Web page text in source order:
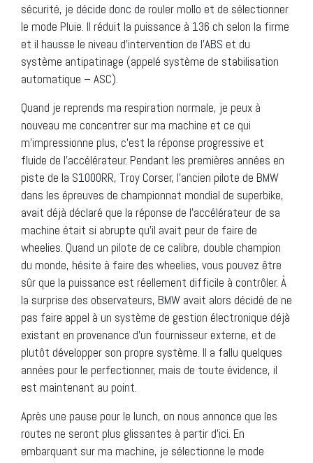
sécurité, je décide donc de rouler mollo et de sélectionner
le mode Pluie. Il réduit la puissance à 136 ch selon la firme
et il hausse le niveau d’intervention de l’ABS et du
système antipatinage (appelé système de stabilisation
automatique – ASC).
Quand je reprends ma respiration normale, je peux à
nouveau me concentrer sur ma machine et ce qui
m’impressionne plus, c’est la réponse progressive et
fluide de l’accélérateur. Pendant les premières années en
piste de la S1000RR, Troy Corser, l’ancien pilote de BMW
dans les épreuves de championnat mondial de superbike,
avait déjà déclaré que la réponse de l’accélérateur de sa
machine était si abrupte qu’il avait peur de faire de
wheelies. Quand un pilote de ce calibre, double champion
du monde, hésite à faire des wheelies, vous pouvez être
sûr que la puissance est réellement difficile à contrôler. À
la surprise des observateurs, BMW avait alors décidé de ne
pas faire appel à un système de gestion électronique déjà
existant en provenance d’un fournisseur externe, et de
plutôt développer son propre système. Il a fallu quelques
années pour le perfectionner, mais de toute évidence, il
est maintenant au point.
Après une pause pour le lunch, on nous annonce que les
routes ne seront plus glissantes à partir d’ici. En
embarquant sur ma machine, je sélectionne le mode